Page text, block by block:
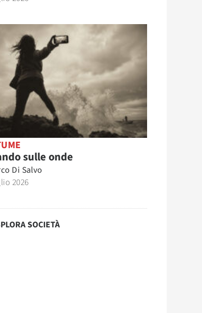
sulle onde
Di Salvo
2026
SOCIETÀ